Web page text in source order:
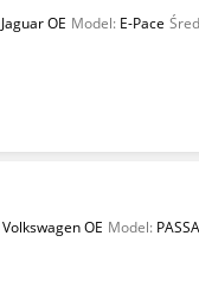
Jaguar OE Model: E-Pace
Volkswagen OE Model: